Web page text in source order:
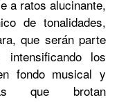
a ratos alucinante,
de tonalidades,
que serán parte
los
fondo musical y
que brotan